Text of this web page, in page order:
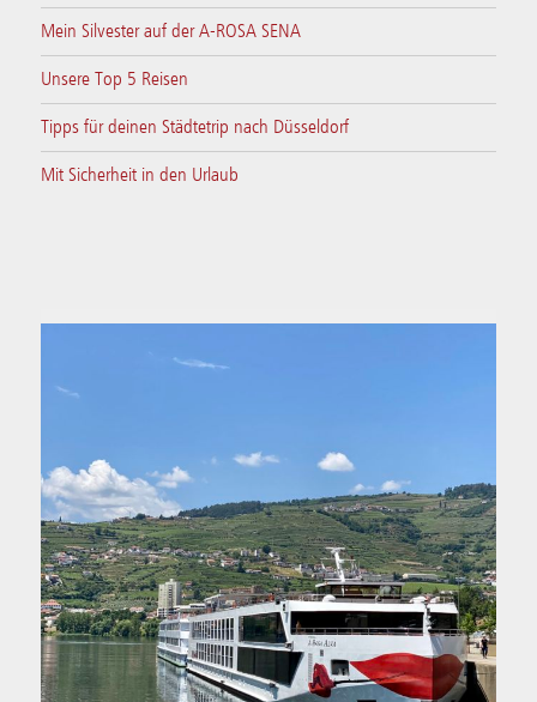
Mein Silvester auf der A-ROSA SENA
Unsere Top 5 Reisen
Tipps für deinen Städtetrip nach Düsseldorf
Mit Sicherheit in den Urlaub